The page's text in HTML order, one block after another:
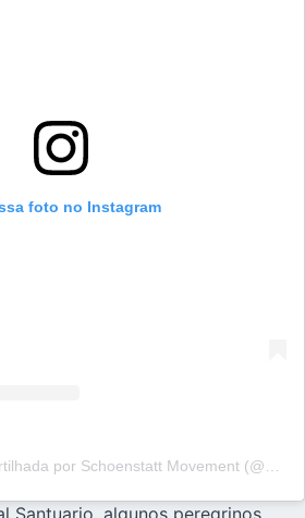
foto no Instagram
Uma publicação compartilhada por Schoenstatt Movement (@schoenstattinternational)